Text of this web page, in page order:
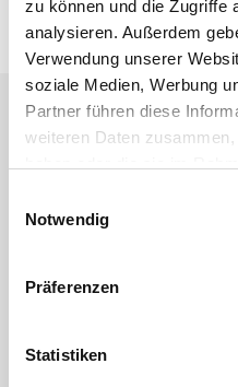
zu können und die Zugriffe
analysieren. Außerdem
Verwendung unserer
soziale Medien, Werbung
Partner führen diese
weiteren Daten
Notwendig
Präferenzen
Statistiken
Aktuelle Angebote